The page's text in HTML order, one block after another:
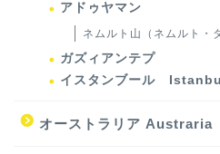
アドゥヤマン
ネムルト山（ネムルト・
ガズィアンテプ
イスタンブール Istanbul
オーストラリア Austraria